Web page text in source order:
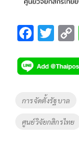
F
e
b
o
o
k
T
tt
er
Tags
การจัดตั้งรัฐบาล
ศูนย์วิจัยกสิกรไทย